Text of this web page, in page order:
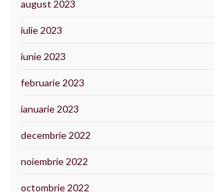
august 2023
iulie 2023
iunie 2023
februarie 2023
ianuarie 2023
decembrie 2022
noiembrie 2022
octombrie 2022